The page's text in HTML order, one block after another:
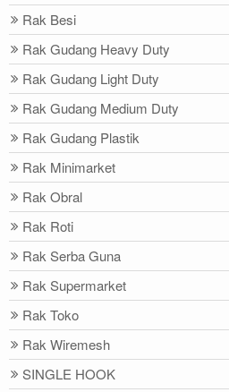
Rak Besi
Rak Gudang Heavy Duty
Rak Gudang Light Duty
Rak Gudang Medium Duty
Rak Gudang Plastik
Rak Minimarket
Rak Obral
Rak Roti
Rak Serba Guna
Rak Supermarket
Rak Toko
Rak Wiremesh
SINGLE HOOK